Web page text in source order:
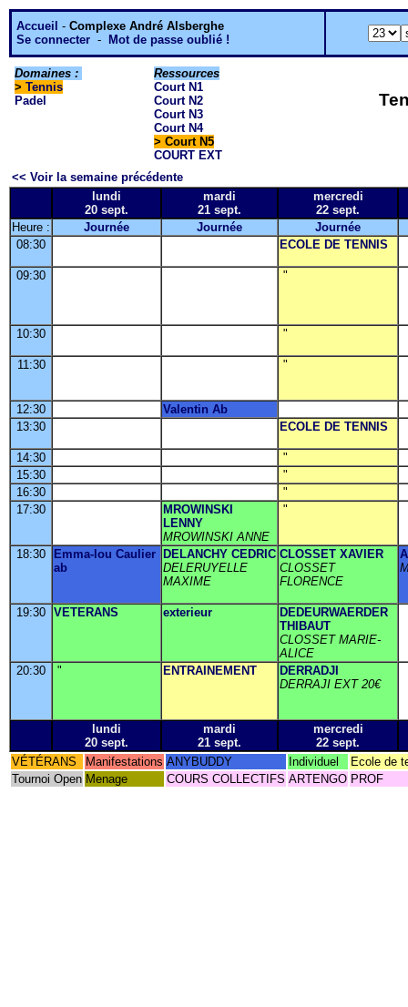
Accueil - Complexe André Alsberghe
Se connecter - Mot de passe oublié !
Domaines :
> Tennis
Padel
Ressources
Court N1
Court N2
Court N3
Court N4
> Court N5
COURT EXT
<< Voir la semaine précédente
lundi
20 sept.
mardi
21 sept.
mercredi
22 sept.
Heure :
Journée Journée
Journée
08:30
ECOLE DE TENNIS
09:30 "
10:30 "
11:30 "
12:30
Valentin Ab
13:30
ECOLE DE TENNIS
14:30
"
15:30
"
16:30
"
17:30
MROWINSKI
LENNY
MROWINSKI ANNE
"
18:30
Emma-lou Caulier
ab
DELANCHY CEDRIC
DELERUYELLE
MAXIME
CLOSSET XAVIER
CLOSSET
FLORENCE
19:30 VETERANS exterieur
DEDEURWAERDER
THIBAUT
CLOSSET MARIE-
ALICE
20:30
" ENTRAINEMENT
DERRADJI
DERRAJI EXT 20€
lundi
20 sept.
mardi
21 sept.
mercredi
22 sept.
VÉTÉRANS
Manifestations ANYBUDDY Individuel
Ecole de
Tournoi Open Menage COURS COLLECTIFS ARTENGO PROF